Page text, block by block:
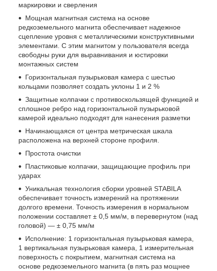
маркировки и сверления
Мощная магнитная система на основе
редкоземельного магнита обеспечивает надежное
сцепление уровня с металлическими конструктивными
элементами. С этим магнитом у пользователя всегда
свободны руки для выравнивания и юстировки
монтажных систем
Горизонтальная пузырьковая камера с шестью
кольцами позволяет создать уклоны 1 и 2 %
Защитные колпачки с противоскользящей функцией и
сплошное ребро над горизонтальной пузырьковой
камерой идеально подходят для нанесения разметки
Начинающаяся от центра метрическая шкала
расположена на верхней стороне профиля.
Простота очистки
Пластиковые колпачки, защищающие профиль при
ударах
Уникальная технология сборки уровней STABILA
обеспечивает точность измерений на протяжении
долгого времени. Точность измерения в нормальном
положении составляет ± 0,5 мм/м, в перевернутом (над
головой) — ± 0,75 мм/м
Исполнение: 1 горизонтальная пузырьковая камера,
1 вертикальная пузырьковая камера, 1 измерительная
поверхность с покрытием, магнитная система на
основе редкоземельного магнита (в пять раз мощнее